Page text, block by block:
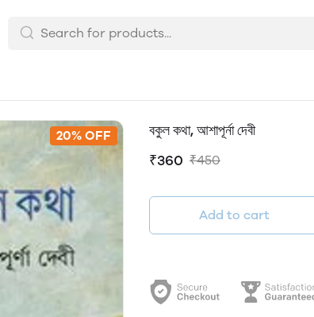
20% OFF
বকুল কথা, আশাপূর্না দেবী
₹360 ₹450
Add to cart